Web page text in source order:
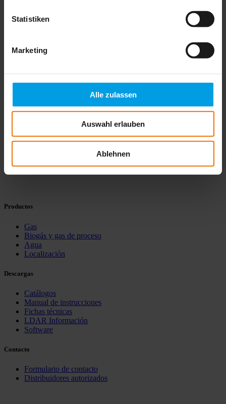
Statistiken
Marketing
Alle zulassen
Auswahl erlauben
Ablehnen
AQUAPHON A 200
tuberías de agua
SeCorrPhon AC 200
Tres aplicaciones en un solo sistema para la máxima seguridad
Productos
Gas
Biogás y gas de proceso
Agua
Localización
Descargas
Catálogos
Manual de instrucciones
Fichas técnicas
LDAR Información
Software
Contacto
Formulario de contacto
Distribuidores autorizados